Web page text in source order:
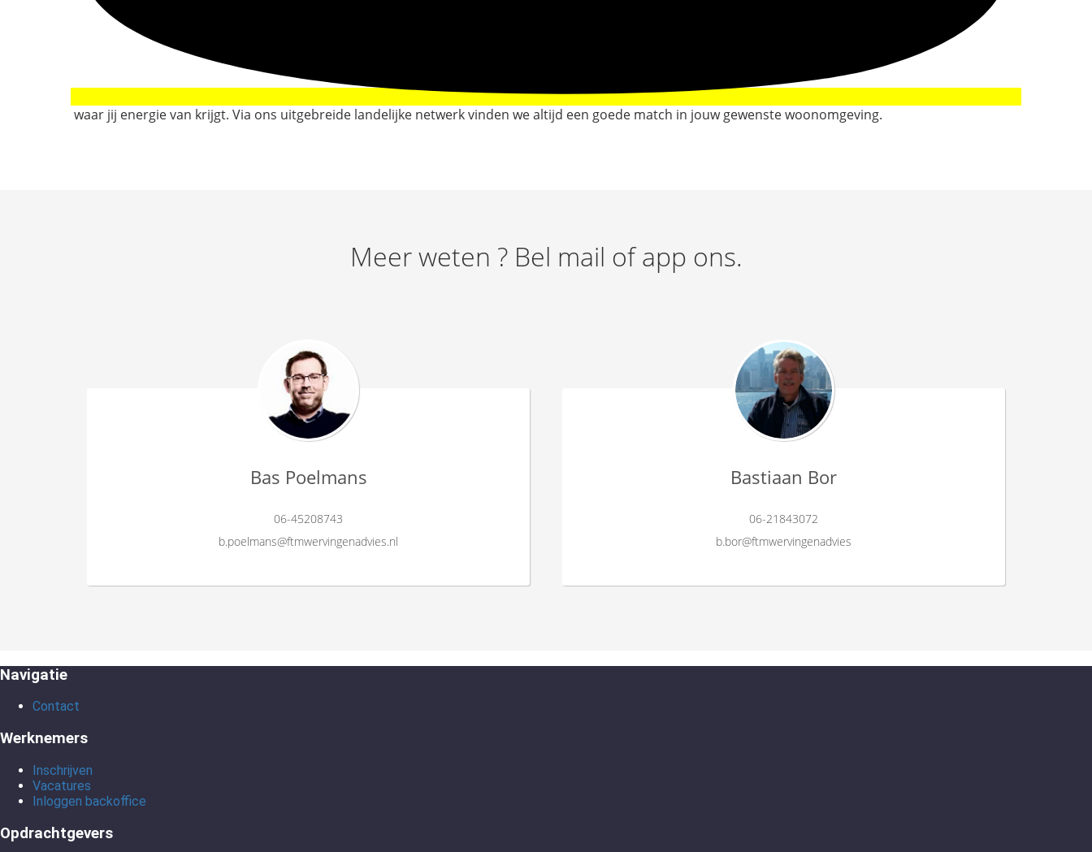
waar jij energie van krijgt. Via ons uitgebreide landelijke netwerk vinden we altijd een goede match in jouw gewenste woonomgeving.
Meer weten ? Bel mail of app ons.
Bas Poelmans
06-45208743
b.poelmans@ftmwervingenadvies.nl
Bastiaan Bor
06-21843072
b.bor@ftmwervingenadvies
Navigatie
Contact
Werknemers
Inschrijven
Vacatures
Inloggen backoffice
Opdrachtgevers